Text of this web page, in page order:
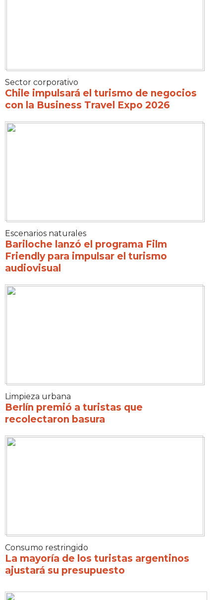
Sector corporativo
Chile impulsará el turismo de negocios
con la Business Travel Expo 2026
Escenarios naturales
Bariloche lanzó el programa Film
Friendly para impulsar el turismo
audiovisual
Limpieza urbana
Berlín premió a turistas que
recolectaron basura
Consumo restringido
La mayoría de los turistas argentinos
ajustará su presupuesto